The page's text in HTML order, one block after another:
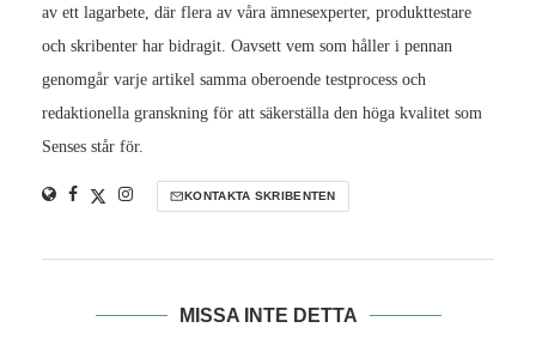
av ett lagarbete, där flera av våra ämnesexperter, produkttestare
och skribenter har bidragit. Oavsett vem som håller i pennan
genomgår varje artikel samma oberoende testprocess och
redaktionella granskning för att säkerställa den höga kvalitet som
Senses står för.
KONTAKTA SKRIBENTEN
MISSA INTE DETTA